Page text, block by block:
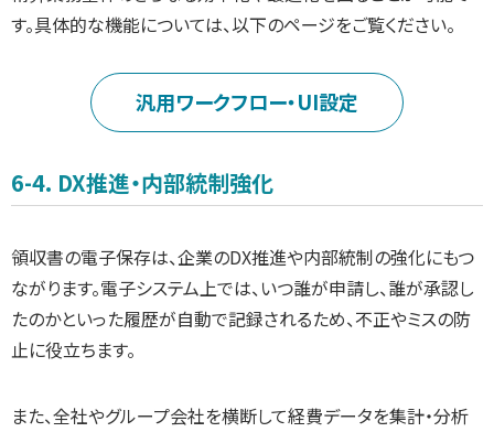
す。具体的な機能については、以下のページをご覧ください。
汎用ワークフロー・UI設定
6-4. DX推進・内部統制強化
領収書の電子保存は、企業のDX推進や内部統制の強化にもつ
ながります。電子システム上では、いつ誰が申請し、誰が承認し
たのかといった履歴が自動で記録されるため、不正やミスの防
止に役立ちます。
また、全社やグループ会社を横断して経費データを集計・分析